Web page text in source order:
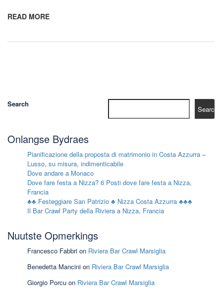
READ MORE
Search
Search
Onlangse Bydraes
Pianificazione della proposta di matrimonio in Costa Azzurra –
Lusso, su misura, indimenticabile
Dove andare a Monaco
Dove fare festa a Nizza? 6 Posti dove fare festa a Nizza,
Francia
♣♣ Festeggiare San Patrizio ♣ Nizza Costa Azzurra ♣♣♣
Il Bar Crawl Party della Riviera a Nizza, Francia
Nuutste Opmerkings
Francesco Fabbri on Riviera Bar Crawl Marsiglia
Benedetta Mancini on Riviera Bar Crawl Marsiglia
Giorgio Porcu on Riviera Bar Crawl Marsiglia